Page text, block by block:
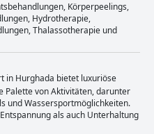
Körperpeelings,
Hydrotherapie,
Thalassotherapie und
in Hurghada bietet luxuriöse
Palette von Aktivitäten, darunter
und Wassersportmöglichkeiten.
als auch Unterhaltung